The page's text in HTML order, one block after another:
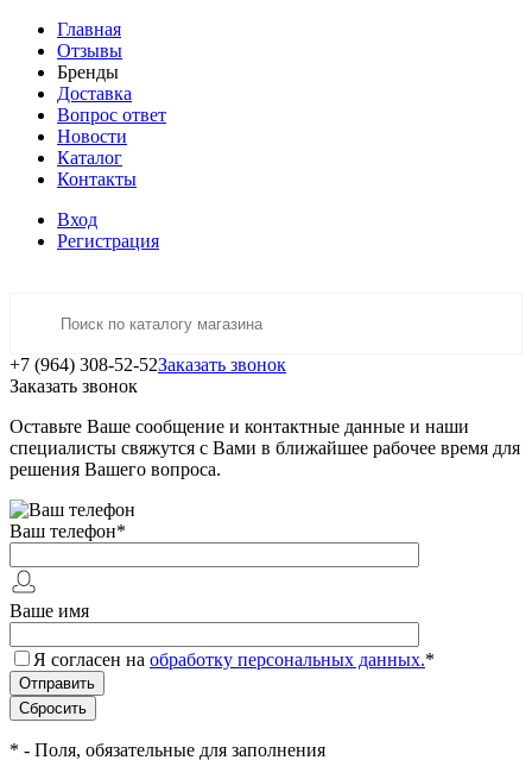
Главная
Отзывы
Бренды
Доставка
Вопрос ответ
Новости
Каталог
Контакты
Вход
Регистрация
+7 (964) 308-52-52Заказать звонок
Заказать звонок
Оставьте Ваше сообщение и контактные данные и наши
специалисты свяжутся с Вами в ближайшее рабочее время для
решения Вашего вопроса.
Ваш телефон*
Ваше имя
Я согласен на обработку персональных данных.*
* - Поля, обязательные для заполнения